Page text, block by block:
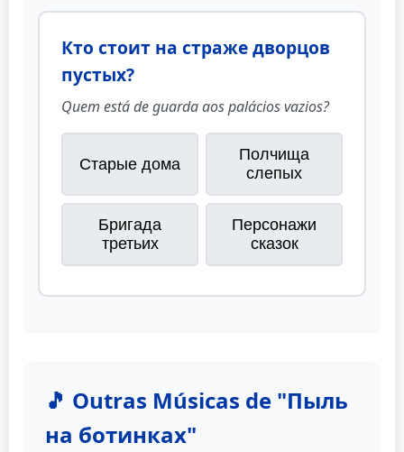
Кто стоит на страже дворцов
пустых?
Quem está de guarda aos palácios vazios?
Старые дома
Полчища
слепых
Бригада
третьих
Персонажи
сказок
🎵 Outras Músicas de "Пыль
на ботинках"